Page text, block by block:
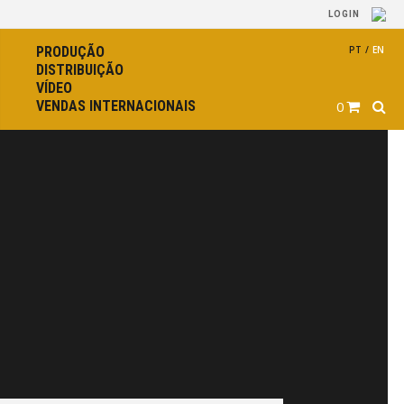
LOGIN
PRODUÇÃO
DISTRIBUIÇÃO
VÍDEO
VENDAS INTERNACIONAIS
PT / EN
0